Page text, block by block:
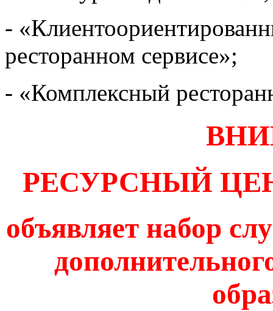
-
ресторанном сервисе»;
- «Комплексный
РЕСУРСНЫЙ
объявляет набор